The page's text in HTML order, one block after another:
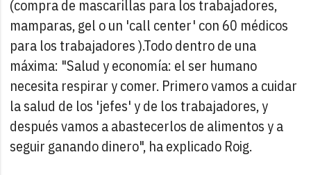
(compra de mascarillas para los trabajadores,
mamparas, gel o un 'call center' con 60 médicos
para los trabajadores ).Todo dentro de una
máxima: "Salud y economía: el ser humano
necesita respirar y comer. Primero vamos a cuidar
la salud de los 'jefes' y de los trabajadores, y
después vamos a abastecerlos de alimentos y a
seguir ganando dinero", ha explicado Roig.